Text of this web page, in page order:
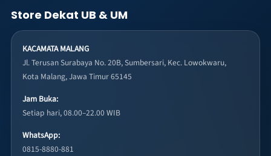
Store Dekat UB & UM
KACAMATA MALANG
Jl. Terusan Surabaya No. 20B, Sumbersari, Kec. Lowokwaru,
Kota Malang, Jawa Timur 65145
Jam Buka:
Setiap hari, 08.00–22.00 WIB
WhatsApp:
0815-8880-881